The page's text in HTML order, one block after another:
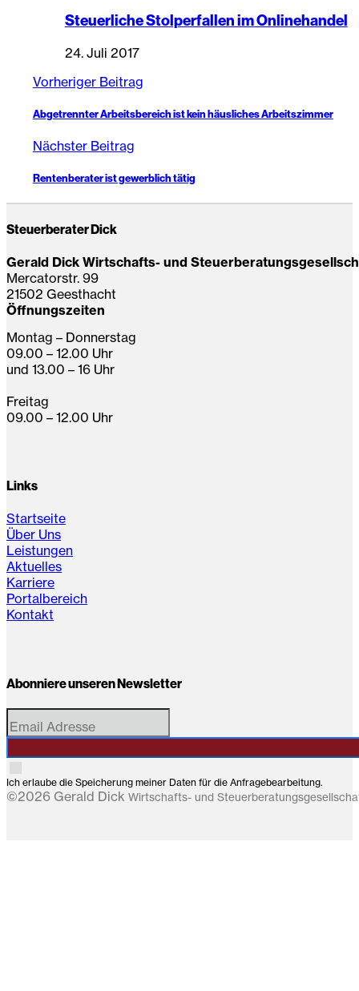
Steuerliche Stolperfallen im Onlinehandel
24. Juli 2017
Vorheriger Beitrag
Abgetrennter Arbeitsbereich ist kein häusliches Arbeitszimmer
Nächster Beitrag
Rentenberater ist gewerblich tätig
Steuerberater Dick
Gerald Dick Wirtschafts- und
Mercatorstr. 99
21502 Geesthacht
Öffnungszeiten
Montag – Donnerstag
09.00 – 12.00 Uhr
und 13.00 – 16 Uhr
Freitag
09.00 – 12.00 Uhr
Links
Startseite
Über Uns
Leistungen
Aktuelles
Karriere
Portalbereich
Kontakt
Abonniere unseren Newsletter
Ich erlaube die Speicherung meiner Daten für die Anfragebearbeitung.
©2026 Gerald Dick Wirtschafts- und